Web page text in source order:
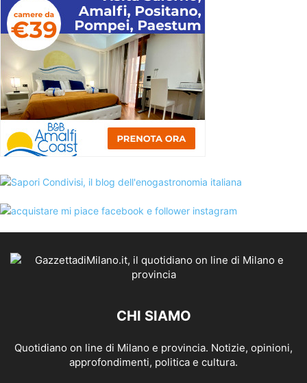
CHI SIAMO
Quotidiano on line di Milano e provincia. Notizie, opinioni,
approfondimenti, politica e cultura.